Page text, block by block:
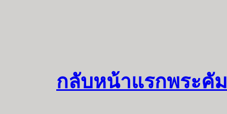
กลับหน้าแรกพระคั